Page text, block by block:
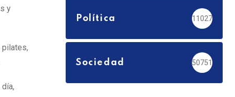
y
pilates,
Política 11027
Sociedad 50751